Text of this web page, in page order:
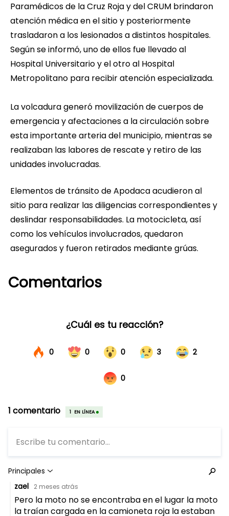
Paramédicos de la Cruz Roja y del CRUM brindaron
atención médica en el sitio y posteriormente
trasladaron a los lesionados a distintos hospitales.
Según se informó, uno de ellos fue llevado al
Hospital Universitario y el otro al Hospital
Metropolitano para recibir atención especializada.
La volcadura generó movilización de cuerpos de
emergencia y afectaciones a la circulación sobre
esta importante arteria del municipio, mientras se
realizaban las labores de rescate y retiro de las
unidades involucradas.
Elementos de tránsito de Apodaca acudieron al
sitio para realizar las diligencias correspondientes y
deslindar responsabilidades. La motocicleta, así
como los vehículos involucrados, quedaron
asegurados y fueron retirados mediante grúas.
Comentarios